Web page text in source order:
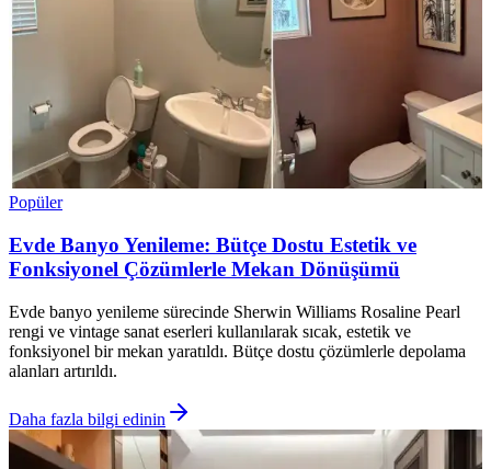
Popüler
Evde Banyo Yenileme: Bütçe Dostu Estetik ve
Fonksiyonel Çözümlerle Mekan Dönüşümü
Evde banyo yenileme sürecinde Sherwin Williams Rosaline Pearl
rengi ve vintage sanat eserleri kullanılarak sıcak, estetik ve
fonksiyonel bir mekan yaratıldı. Bütçe dostu çözümlerle depolama
alanları artırıldı.
Daha fazla bilgi edinin